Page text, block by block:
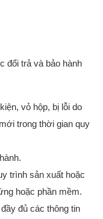
đổi trả và bảo hành
vỏ hộp, bị lỗi do
trong thời gian quy
trình sản xuất hoặc
hoặc phần mềm.
đủ các thông tin